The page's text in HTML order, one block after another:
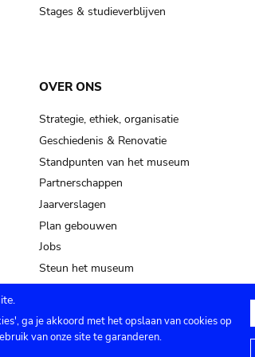
Stages & studieverblijven
OVER ONS
Strategie, ethiek, organisatie
Geschiedenis & Renovatie
Standpunten van het museum
Partnerschappen
Jaarverslagen
Plan gebouwen
Jobs
Steun het museum
Privacy instellingen
ga je akkoord met het opslaan van cookies op
van onze site te garanderen.